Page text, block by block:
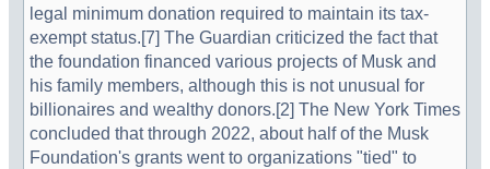
legal minimum donation required to maintain its tax-
exempt status.[7] The Guardian criticized the fact that
the foundation financed various projects of Musk and
his family members, although this is not unusual for
billionaires and wealthy donors.[2] The New York Times
concluded that through 2022, about half of the Musk
Foundation's grants went to organizations "tied" to